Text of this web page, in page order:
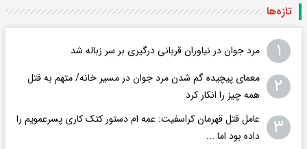
تازه‌ها
۱ مرد جوان در نیاوران قربانی درگیری بر سر زباله شد
۲
معمای پیچیده گم شدن مرد جوان در مسیر خانه/ متهم به قتل
همه چیز را انکار کرد
۳
عامل قتل قهرمان کراسفیت: عمه ام دستور کتک کاری پسرعمویم را
داده بود اما ...